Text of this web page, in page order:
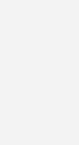
Geberit One angestoßen
­Außerdem
im Detail.